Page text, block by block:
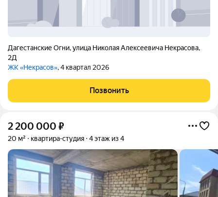
Дагестанские Огни,улица Николая Алексеевича Некрасова,
2Д
ЖК «Некрасов», 4 квартал 2026
Позвонить
2 200 000 ₽
20 м² квартира-студия 4 этаж из 4